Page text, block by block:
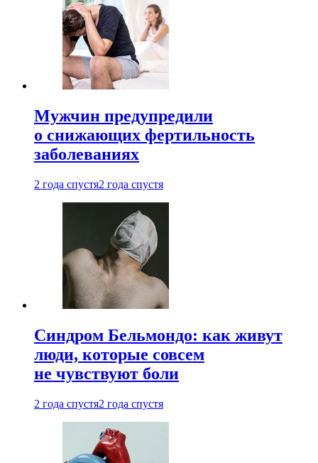
Мужчин предупредили
о снижающих фертильность
заболеваниях
2 года спустя2 года спустя
Синдром Бельмондо: как живут
люди, которые совсем
не чувствуют боли
2 года спустя2 года спустя